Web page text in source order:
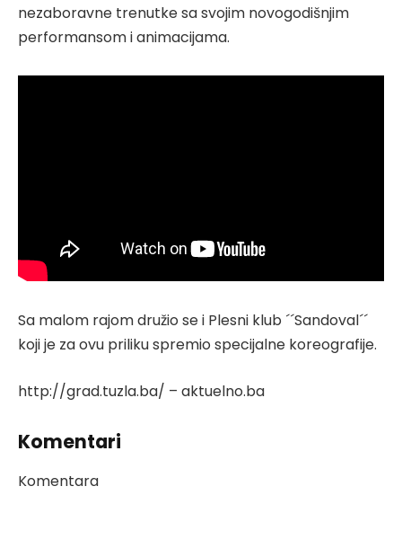
nezaboravne trenutke sa svojim novogodišnjim
performansom i animacijama.
Sa malom rajom družio se i Plesni klub ´´Sandoval´´
koji je za ovu priliku spremio specijalne koreografije.
http://grad.tuzla.ba/ – aktuelno.ba
Komentari
Komentara